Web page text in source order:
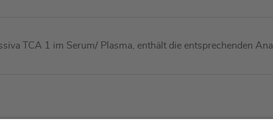
TCA 1 im Serum/ Plasma, enthält die entsprechenden